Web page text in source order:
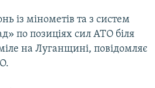
із мінометів та з систем
по позиціях сил АТО біля
на Луганщині, повідомляє